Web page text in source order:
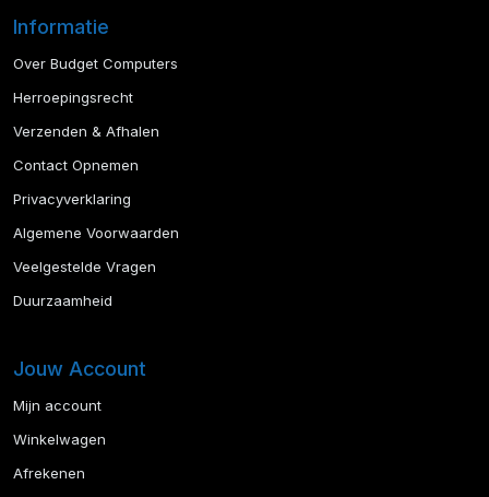
Informatie
Over Budget Computers
Herroepingsrecht
Verzenden & Afhalen
Contact Opnemen
Privacyverklaring
Algemene Voorwaarden
Veelgestelde Vragen
Duurzaamheid
Jouw Account
Mijn account
Winkelwagen
Afrekenen